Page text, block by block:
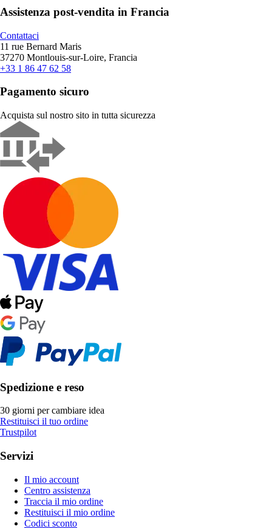
Assistenza post-vendita in Francia
Contattaci
11 rue Bernard Maris
37270 Montlouis-sur-Loire, Francia
+33 1 86 47 62 58
Pagamento sicuro
Acquista sul nostro sito in tutta sicurezza
Spedizione e reso
30 giorni per cambiare idea
Restituisci il tuo ordine
Trustpilot
Servizi
Il mio account
Centro assistenza
Traccia il mio ordine
Restituisci il mio ordine
Codici sconto